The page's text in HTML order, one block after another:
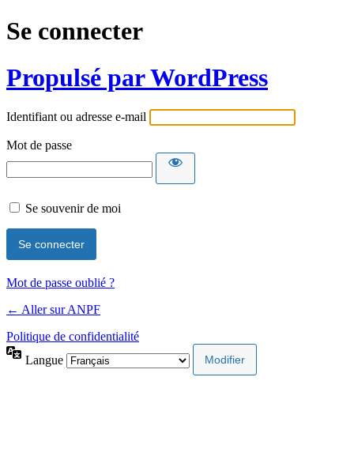
Se connecter
Propulsé par WordPress
Identifiant ou adresse e-mail
Mot de passe
Se souvenir de moi
Mot de passe oublié ?
← Aller sur ANPF
Politique de confidentialité
Langue